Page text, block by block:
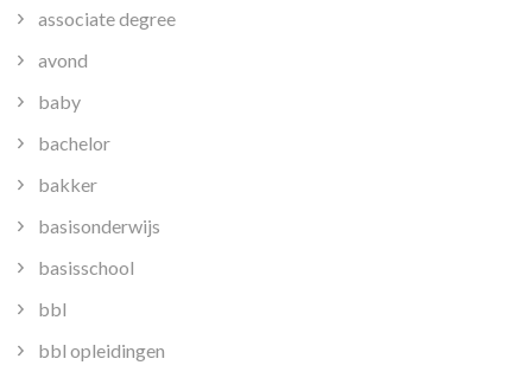
associate degree
avond
baby
bachelor
bakker
basisonderwijs
basisschool
bbl
bbl opleidingen